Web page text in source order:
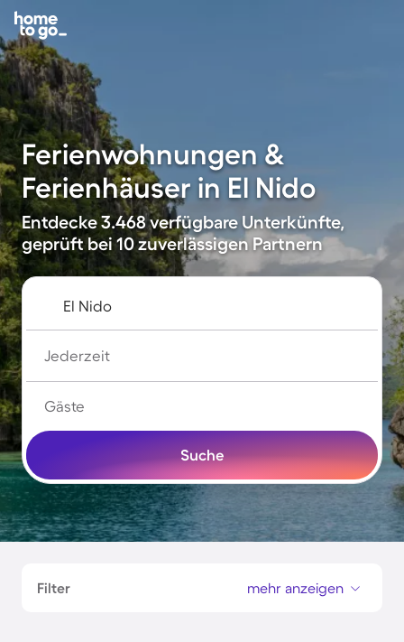
Ferienwohnungen &
Ferienhäuser in El Nido
Entdecke 3.468 verfügbare Unterkünfte,
geprüft bei 10 zuverlässigen Partnern
Jederzeit
Gäste
Suche
Filter mehr anzeigen